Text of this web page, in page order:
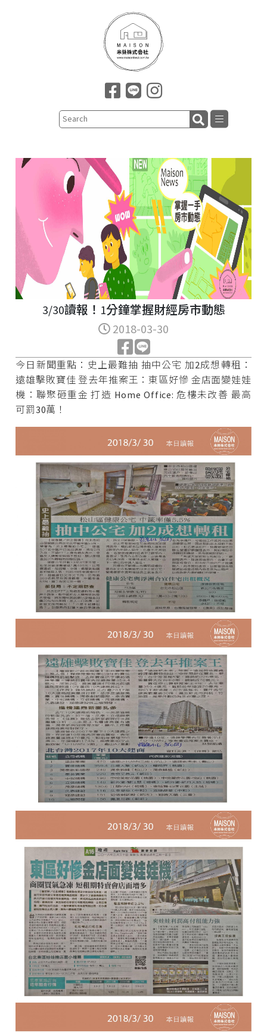
3/30讀報！1分鐘掌握財經房市動態
2018-03-30
今日新聞重點：史上最難抽 抽中公宅 加2成想轉租：
遠雄擊敗寶佳 登去年推案王：東區好慘 金店面變娃娃
機：聯聚砸重金 打造 Home Office: 危樓未改善 最高
可罰30萬！